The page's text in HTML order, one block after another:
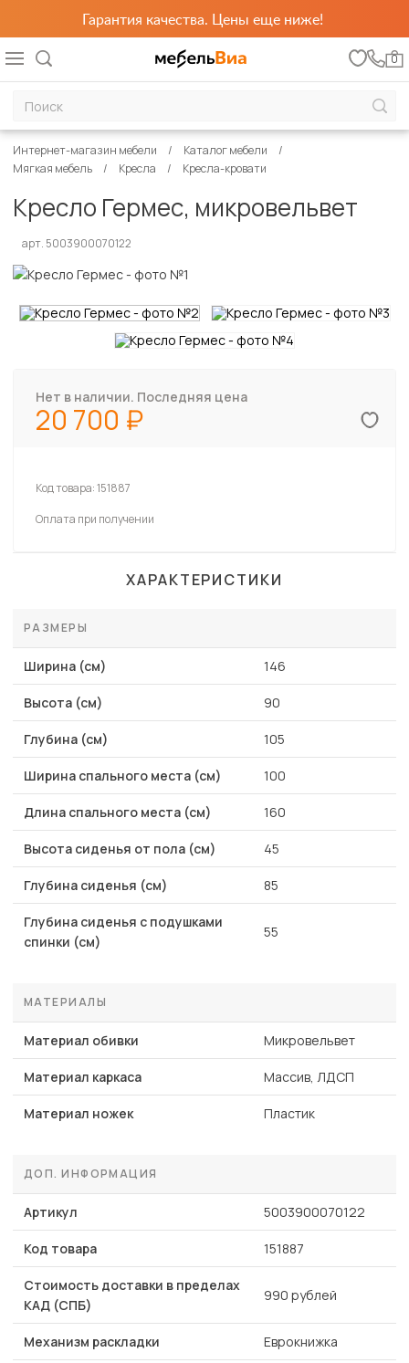
Гарантия качества. Цены еще ниже!
0
Интернет-магазин мебели
Каталог мебели
Мягкая мебель
Кресла Кресла-кровати
Кресло Гермес, микровельвет
арт. 5003900070122
Нет в наличии. Последняя цена
20 700
Код товара:151887
Оплата при получении
ХАРАКТЕРИСТИКИ
РАЗМЕРЫ
Ширина (см) 146
Высота (см) 90
Глубина (см) 105
Ширина спального места (см) 100
Длина спального места (см) 160
Высота сиденья от пола (см) 45
Глубина сиденья (см) 85
Глубина сиденья с подушками
спинки (см)
55
МАТЕРИАЛЫ
Материал обивки Микровельвет
Материал каркаса Массив, ЛДСП
Материал ножек Пластик
ДОП. ИНФОРМАЦИЯ
Артикул 5003900070122
Код товара 151887
Стоимость доставки в пределах
КАД (СПБ)
990 рублей
Механизм раскладки Еврокнижка